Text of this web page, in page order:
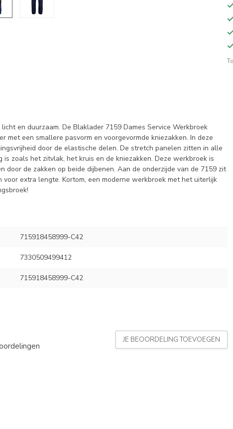
en duurzaam. De Blaklader 7159 Dames Service Werkbroek
met een smallere pasvorm en voorgevormde kniezakken. In deze
door de elastische delen. De stretch panelen zitten in alle
zoals het zitvlak, het kruis en de kniezakken. Deze werkbroek is
door de zakken op beide dijbenen. Aan de onderzijde van de 7159 zit
extra lengte. Kortom, een moderne werkbroek met het uiterlijk
715918458999-C42
7330509499412
715918458999-C42
JE BEOORDELING TOEVOEGEN